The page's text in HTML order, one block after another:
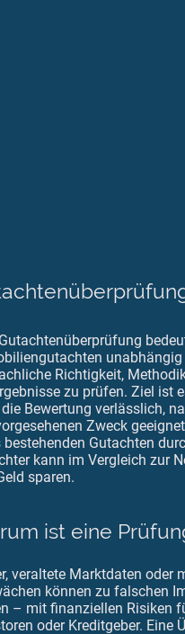
Richtigkeit,
zu prüfen. Ziel ist
Bewertung verlässlich,
Zweck
bestehenden Gutachten
kann im Vergleich zur
sparen.
ist eine
veraltete Marktdaten oder
können zu falschen
– mit finanziellen Risiken
oder Kreditgeber. Eine